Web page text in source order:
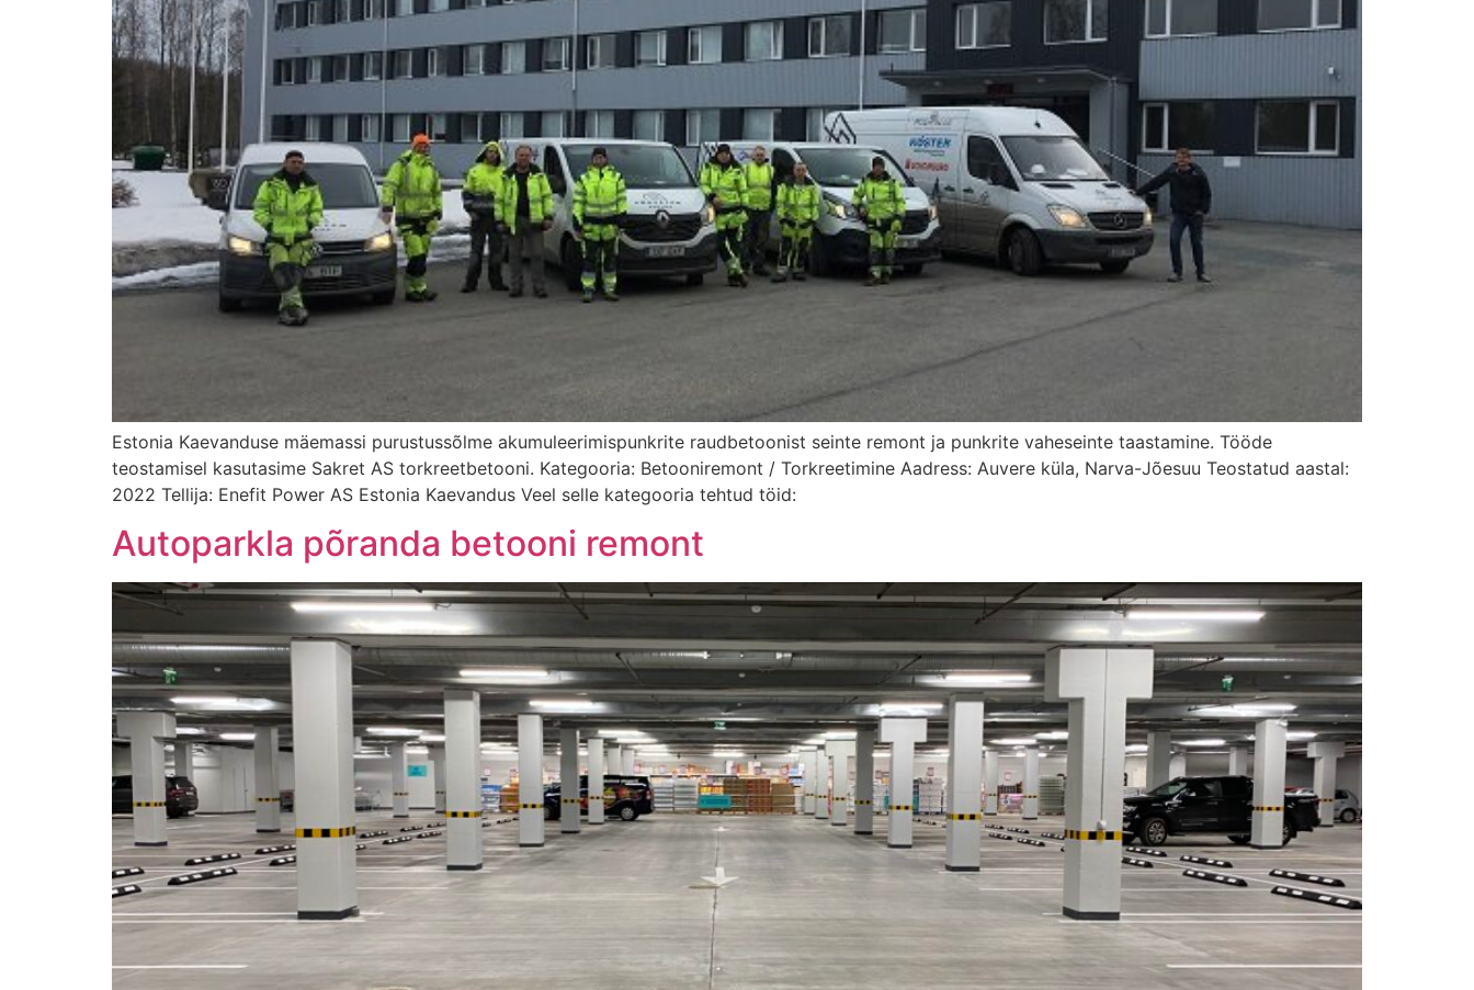
Estonia Kaevanduse mäemassi purustussõlme akumuleerimispunkrite raudbetoonist seinte remont ja punkrite vaheseinte taastamine. Tööde
teostamisel kasutasime Sakret AS torkreetbetooni. Kategooria: Betooniremont / Torkreetimine Aadress: Auvere küla, Narva-Jõesuu Teostatud aastal:
2022 Tellija: Enefit Power AS Estonia Kaevandus Veel selle kategooria tehtud töid:
Autoparkla põranda betooni remont